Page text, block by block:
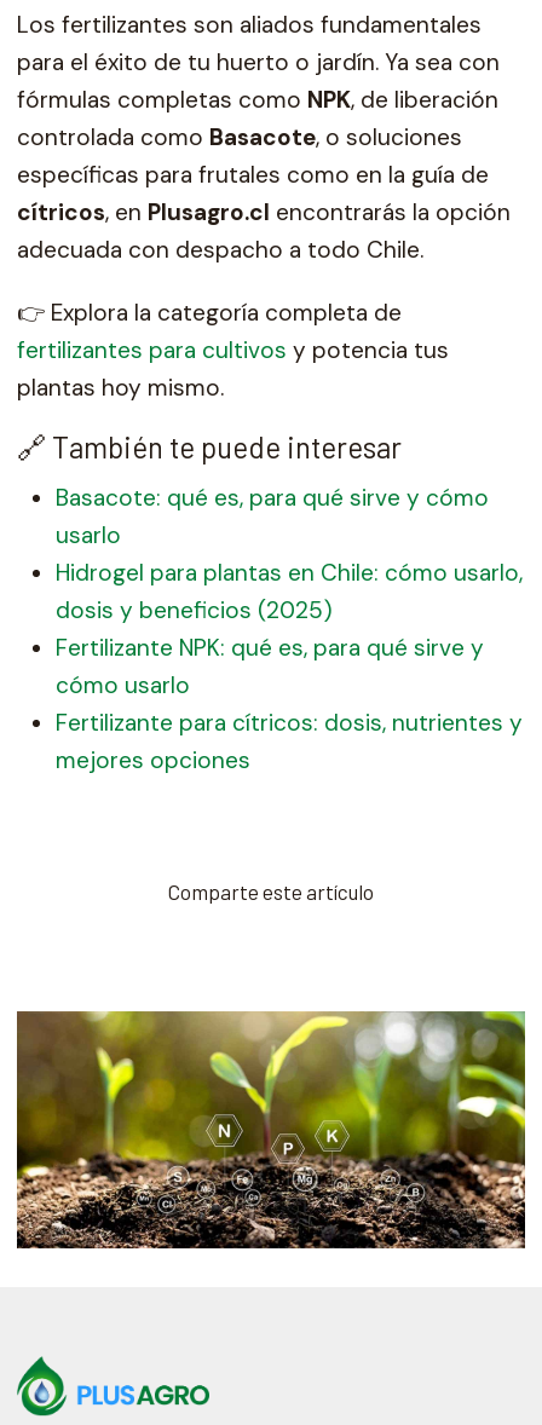
Los fertilizantes son aliados fundamentales
para el éxito de tu huerto o jardín. Ya sea con
fórmulas completas como NPK, de liberación
controlada como Basacote, o soluciones
específicas para frutales como en la guía de
cítricos, en Plusagro.cl encontrarás la opción
adecuada con despacho a todo Chile.
👉 Explora la categoría completa de
fertilizantes para cultivos y potencia tus
plantas hoy mismo.
🔗 También te puede interesar
Basacote: qué es, para qué sirve y cómo
usarlo
Hidrogel para plantas en Chile: cómo usarlo,
dosis y beneficios (2025)
Fertilizante NPK: qué es, para qué sirve y
cómo usarlo
Fertilizante para cítricos: dosis, nutrientes y
mejores opciones
Comparte este artículo